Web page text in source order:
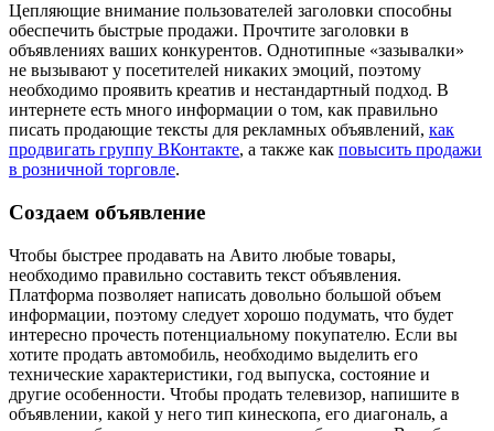
Цепляющие внимание пользователей заголовки способны
обеспечить быстрые продажи. Прочтите заголовки в
объявлениях ваших конкурентов. Однотипные «зазывалки»
не вызывают у посетителей никаких эмоций, поэтому
необходимо проявить креатив и нестандартный подход. В
интернете есть много информации о том, как правильно
писать продающие тексты для рекламных объявлений, как
продвигать группу ВКонтакте, а также как повысить продажи
в розничной торговле.
Создаем объявление
Чтобы быстрее продавать на Авито любые товары,
необходимо правильно составить текст объявления.
Платформа позволяет написать довольно большой объем
информации, поэтому следует хорошо подумать, что будет
интересно прочесть потенциальному покупателю. Если вы
хотите продать автомобиль, необходимо выделить его
технические характеристики, год выпуска, состояние и
другие особенности. Чтобы продать телевизор, напишите в
объявлении, какой у него тип кинескопа, его диагональ, а